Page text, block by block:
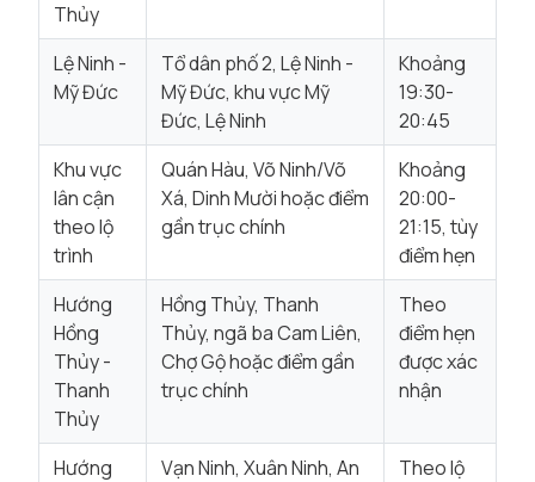
Thủy
Lệ Ninh -
Mỹ Đức
Tổ dân phố 2, Lệ Ninh -
Mỹ Đức, khu vực Mỹ
Đức, Lệ Ninh
Khoảng
19:30-
20:45
Khu vực
lân cận
theo lộ
trình
Quán Hàu, Võ Ninh/Võ
Xá, Dinh Mười hoặc điểm
gần trục chính
Khoảng
20:00-
21:15, tùy
điểm hẹn
Hướng
Hồng
Thủy -
Thanh
Thủy
Hồng Thủy, Thanh
Thủy, ngã ba Cam Liên,
Chợ Gộ hoặc điểm gần
trục chính
Theo
điểm hẹn
được xác
nhận
Hướng
Vạn Ninh, Xuân Ninh, An
Theo lộ